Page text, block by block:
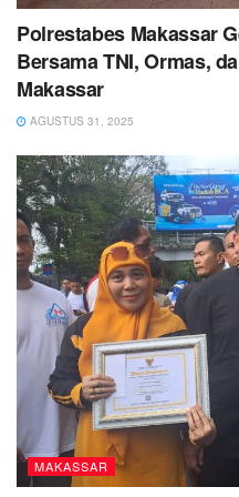
Polrestabes Makassar
Bersama TNI, Ormas,
Makassar
AGUSTUS 31, 2025
MAKASSAR